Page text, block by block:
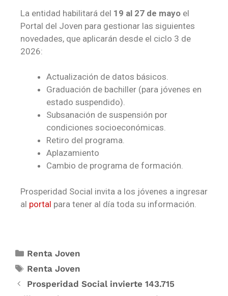
La entidad habilitará del 19 al 27 de mayo el
Portal del Joven para gestionar las siguientes
novedades, que aplicarán desde el ciclo 3 de
2026:
Actualización de datos básicos.
Graduación de bachiller (para jóvenes en
estado suspendido).
Subsanación de suspensión por
condiciones socioeconómicas.
Retiro del programa.
Aplazamiento
Cambio de programa de formación.
Prosperidad Social invita a los jóvenes a ingresar
al portal para tener al día toda su información.
Renta Joven
Renta Joven
Prosperidad Social invierte 143.715